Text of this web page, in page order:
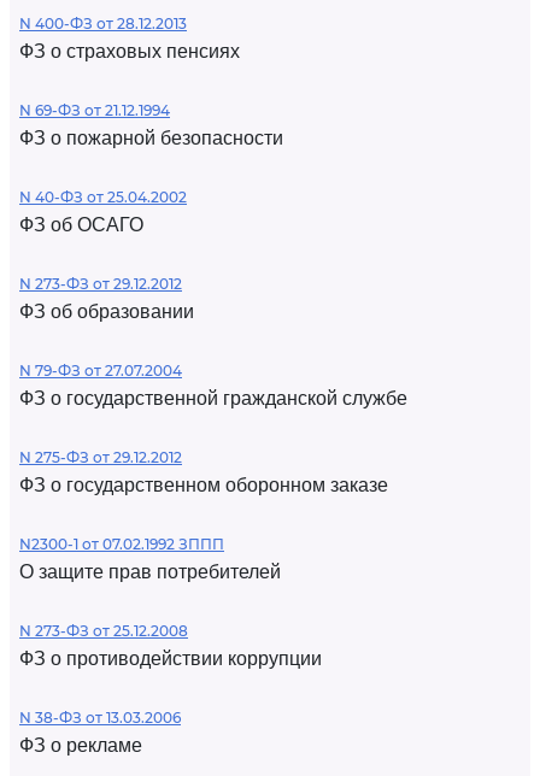
N 400-ФЗ от 28.12.2013
ФЗ о страховых пенсиях
N 69-ФЗ от 21.12.1994
ФЗ о пожарной безопасности
N 40-ФЗ от 25.04.2002
ФЗ об ОСАГО
N 273-ФЗ от 29.12.2012
ФЗ об образовании
N 79-ФЗ от 27.07.2004
ФЗ о государственной гражданской службе
N 275-ФЗ от 29.12.2012
ФЗ о государственном оборонном заказе
N2300-1 от 07.02.1992 ЗППП
О защите прав потребителей
N 273-ФЗ от 25.12.2008
ФЗ о противодействии коррупции
N 38-ФЗ от 13.03.2006
ФЗ о рекламе